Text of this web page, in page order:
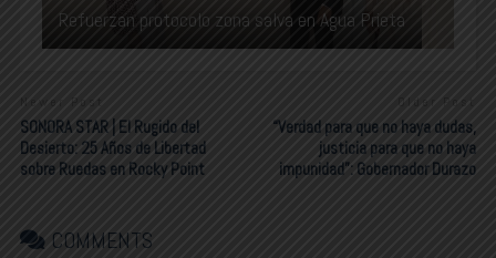
Refuerzan protocolo zona salva en Agua Prieta
Newer Post
SONORA STAR | El Rugido del
Desierto: 25 Años de Libertad
sobre Ruedas en Rocky Point
“Verdad para que no haya dudas,
justicia para que no haya
impunidad”: Gobernador Durazo
COMMENTS